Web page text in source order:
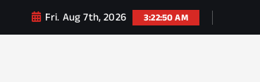
Fri. Aug 7th, 2026 3:22:51 AM